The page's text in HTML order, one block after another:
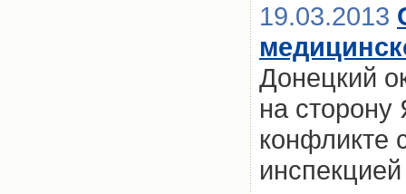
19.03.2013
Донецкий
на
конфликте